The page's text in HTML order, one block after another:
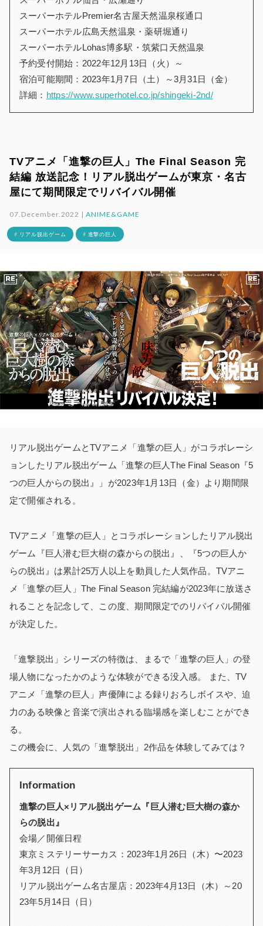
スーパーホテルPremier名古屋天然温泉桜通口
スーパーホテル広島天然温泉・薬研堀通り
スーパーホテルLohas博多駅・筑紫口天然温泉
予約受付開始：2022年12月13日（火）～
宿泊可能期間：2023年1月7日（土）～3月31日（金）
詳細： https://www.superhotel.co.jp/shingeki-2nd/
TVアニメ「進撃の巨人」The Final Season 完
結編 放送記念！リアル脱出ゲームが東京・名古
屋にて期間限定でリバイバル開催
07.December.2022 |ANIME&GAME
# リアル脱出ゲーム # 進撃の巨人
リアル脱出ゲームとTVアニメ「進撃の巨人」がコラボレーシ
ョンしたリアル脱出ゲーム「進撃の巨人The Final Season『5
つの巨人からの脱出』」が2023年1月13日（金）より期間限
定で開催される。
TVアニメ「進撃の巨人」とコラボレーションしたリアル脱出
ゲーム『巨人潜む巨大樹の森からの脱出』、『5つの巨人か
らの脱出』は累計25万人以上を動員した人気作品。TVアニ
メ「進撃の巨人」The Final Season 完結編が2023年に放送さ
れることを記念して、この度、期間限定でのリバイバル開催
が決定した。
「進撃脱出」シリーズの特徴は、まるで「進撃の巨人」の登
場人物になったかのような体験ができる没入感。 また、TV
アニメ「進撃の巨人」声優陣による録りおろしボイスや、迫
力のある映像と音楽で演出される臨場感を楽しむことができ
る。
この機会に、人気の「進撃脱出」2作品を体験してみては？
Information
進撃の巨人×リアル脱出ゲーム『巨人潜む巨大樹の森か
らの脱出』
会場／開催日程
東京ミステリーサーカス：2023年1月26日（木）〜2023
年3月12日（日）
リアル脱出ゲーム名古屋店：2023年4月13日（木）～20
23年5月14日（日）